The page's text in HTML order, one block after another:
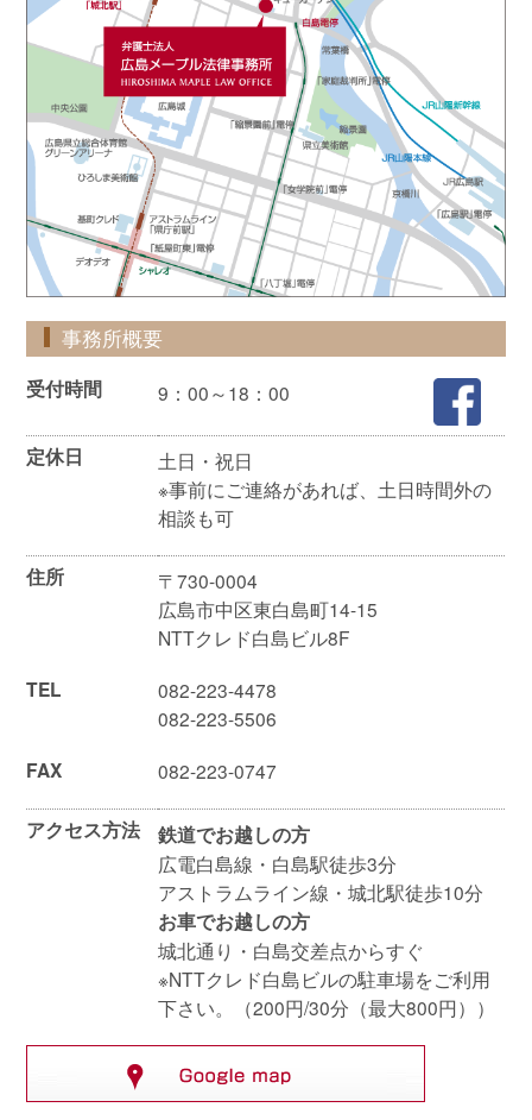
事務所概要
受付時間 9：00～18：00
定休日
土日・祝日
※事前にご連絡があれば、土日時間外の
相談も可
住所
〒730-0004
広島市中区東白島町14-15
NTTクレド白島ビル8F
TEL
082-223-4478
082-223-5506
FAX 082-223-0747
アクセス方法 鉄道でお越しの方
広電白島線・白島駅徒歩3分
アストラムライン線・城北駅徒歩10分
お車でお越しの方
城北通り・白島交差点からすぐ
※NTTクレド白島ビルの駐車場をご利用
下さい。（200円/30分（最大800円））